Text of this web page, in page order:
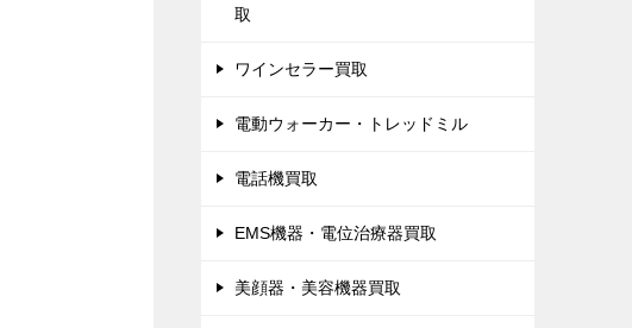
取
ワインセラー買取
電動ウォーカー・トレッドミル
電話機買取
EMS機器・電位治療器買取
美顔器・美容機器買取